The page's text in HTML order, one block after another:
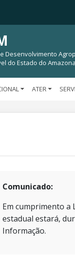
Desenvolvimento
do Estado do
ATER
Comunicado:
Em cumprimento a
estadual estará,
Informação.